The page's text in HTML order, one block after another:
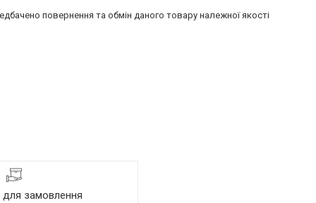
повернення та обмін даного товару належної якості
для замовлення